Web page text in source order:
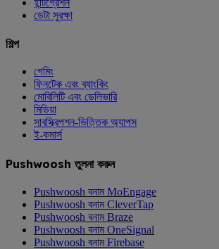
ডেটা সুরক্ষা
শিল্প
গেমিং
ফিনটেক এবং ব্যাংকিং
মোবিলিটি এবং ডেলিভারি
মিডিয়া
সাবস্ক্রিপশন-ভিত্তিক অ্যাপস
ই-কমার্স
Pushwoosh তুলনা করুন
Pushwoosh বনাম MoEngage
Pushwoosh বনাম CleverTap
Pushwoosh বনাম Braze
Pushwoosh বনাম OneSignal
Pushwoosh বনাম Firebase